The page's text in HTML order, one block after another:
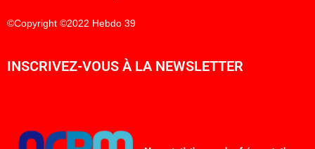
©Copyright ©2022 Hebdo 39
INSCRIVEZ-VOUS À LA NEWSLETTER